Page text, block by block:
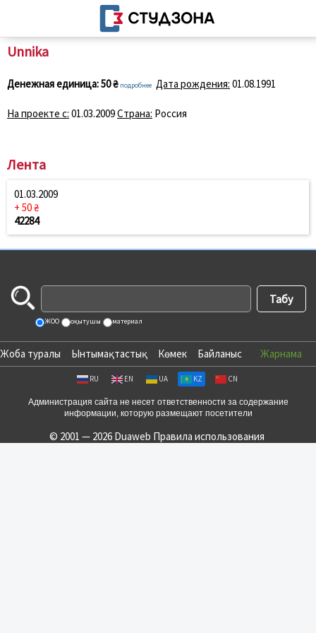
Unnika
Денежная единица:50 ₴ подробнее Дата рождения: 01.08.1991
На проекте с: 01.03.2009Страна: Россия
Лента
01.03.2009
+ 50 ₴
42284
ЖОО оқытушы материал
Жоба туралы Ынтымақтастық Көмек Байланыс Жарнама
RU EN UA KZ CN
Администрация сайта не несет ответственности за содержание
информации, которую размещают посетители
© 2001 — 2026 Duaweb Правила использования